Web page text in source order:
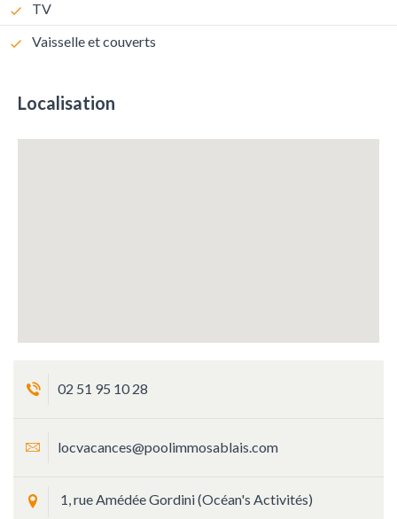
TV
Vaisselle et couverts
Localisation
02 51 95 10 28
locvacances@poolimmosablais.com
1, rue Amédée Gordini (Océan's Activités)